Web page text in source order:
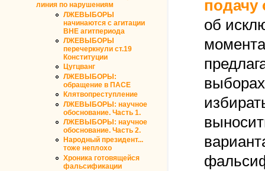
линия по нарушениям
ЛЖЕВЫБОРЫ
начинаются с агитации
ВНЕ агитпериода
ЛЖЕВЫБОРЫ
перечеркнули ст.19
Конституции
Цугцванг
ЛЖЕВЫБОРЫ:
обращение в ПАСЕ
Клятвопреступление
ЛЖЕВЫБОРЫ: научное
обоснование. Часть 1.
ЛЖЕВЫБОРЫ: научное
обоснование. Часть 2.
Народный президент...
тоже неплохо
Хроника готовящейся
фальсификации
подачу
об